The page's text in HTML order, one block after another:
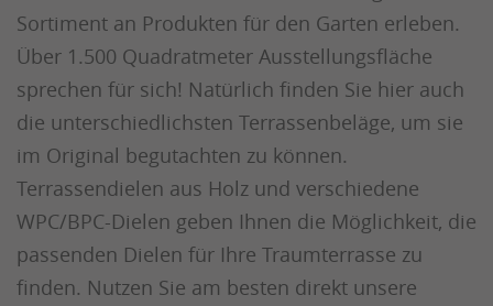
Sortiment an Produkten für den Garten erleben.
Über 1.500 Quadratmeter Ausstellungsfläche
sprechen für sich! Natürlich finden Sie hier auch
die unterschiedlichsten Terrassenbeläge, um sie
im Original begutachten zu können.
Terrassendielen aus Holz und verschiedene
WPC/BPC-Dielen geben Ihnen die Möglichkeit, die
passenden Dielen für Ihre Traumterrasse zu
finden. Nutzen Sie am besten direkt unsere